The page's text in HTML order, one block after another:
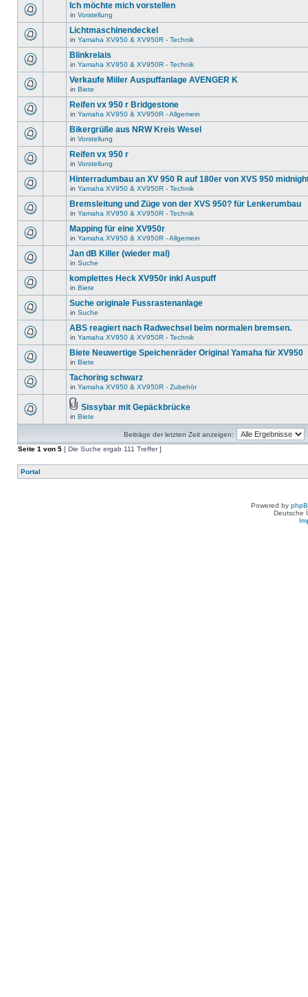
Ich möchte mich vorstellen
in Vorstellung
Lichtmaschinendeckel
in Yamaha XV950 & XV950R - Technik
Blinkrelais
in Yamaha XV950 & XV950R - Technik
Verkaufe Miiler Auspuffanlage AVENGER K
in Biete
Reifen vx 950 r Bridgestone
in Yamaha XV950 & XV950R - Allgemein
Bikergrüße aus NRW Kreis Wesel
in Vorstellung
Reifen vx 950 r
in Vorstellung
Hinterradumbau an XV 950 R auf 180er von XVS 950
in Yamaha XV950 & XV950R - Technik
Bremsleitung und Züge von der XVS 950? für Lenkerumbau
in Yamaha XV950 & XV950R - Technik
Mapping für eine XV950r
in Yamaha XV950 & XV950R - Allgemein
Jan dB Killer (wieder mal)
in Suche
komplettes Heck XV950r inkl Auspuff
in Biete
Suche originale Fussrastenanlage
in Suche
ABS reagiert nach Radwechsel beim normalen bremsen.
in Yamaha XV950 & XV950R - Technik
Biete Neuwertige Speichenräder Original Yamaha für XV950
in Biete
Tachoring schwarz
in Yamaha XV950 & XV950R - Zubehör
Sissybar mit Gepäckbrücke
in Biete
Beiträge der letzten Zeit anzeigen:
Seite 1 von 5 [ Die Suche ergab 111 Treffer ]
Portal
Powered by
Deutsche